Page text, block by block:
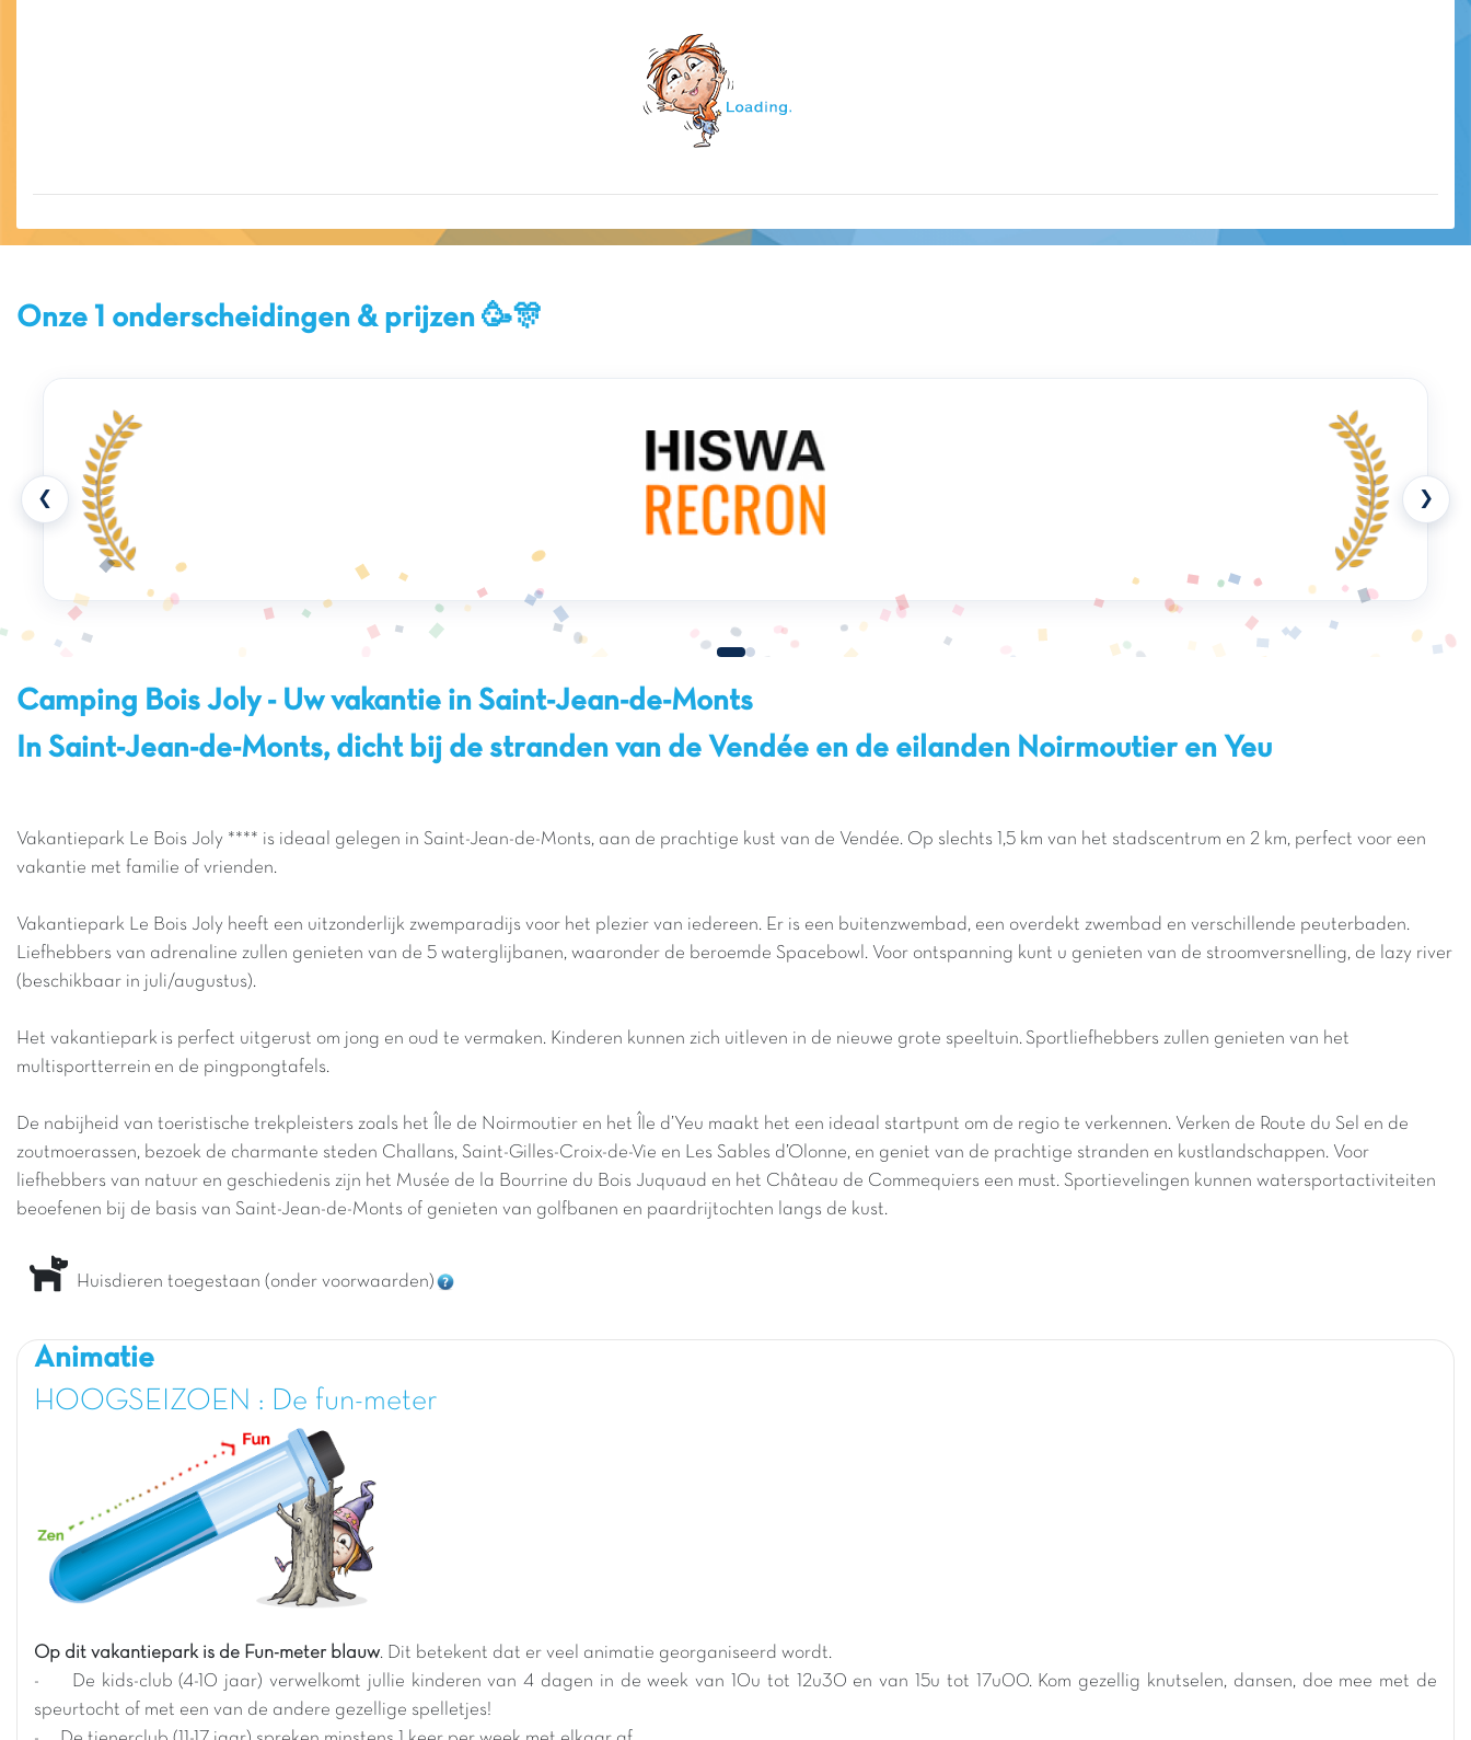
Onze 1 onderscheidingen & prijzen 🥳🎊
❮ ❯
Camping Bois Joly - Uw vakantie in Saint-Jean-de-Monts
In Saint-Jean-de-Monts, dicht bij de stranden van de Vendée en de eilanden Noirmoutier en Yeu
Vakantiepark Le Bois Joly **** is ideaal gelegen in Saint-Jean-de-Monts, aan de prachtige kust van de Vendée. Op slechts 1,5 km van het stadscentrum en 2 km, perfect voor een
vakantie met familie of vrienden.
Vakantiepark Le Bois Joly heeft een uitzonderlijk zwemparadijs voor het plezier van iedereen. Er is een buitenzwembad, een overdekt zwembad en verschillende peuterbaden.
Liefhebbers van adrenaline zullen genieten van de 5 waterglijbanen, waaronder de beroemde Spacebowl. Voor ontspanning kunt u genieten van de stroomversnelling, de lazy river
(beschikbaar in juli/augustus).
Het vakantiepark is perfect uitgerust om jong en oud te vermaken. Kinderen kunnen zich uitleven in de nieuwe grote speeltuin. Sportliefhebbers zullen genieten van het
multisportterrein en de pingpongtafels.
De nabijheid van toeristische trekpleisters zoals het Île de Noirmoutier en het Île d’Yeu maakt het een ideaal startpunt om de regio te verkennen. Verken de Route du Sel en de
zoutmoerassen, bezoek de charmante steden Challans, Saint-Gilles-Croix-de-Vie en Les Sables d’Olonne, en geniet van de prachtige stranden en kustlandschappen. Voor
liefhebbers van natuur en geschiedenis zijn het Musée de la Bourrine du Bois Juquaud en het Château de Commequiers een must. Sportievelingen kunnen watersportactiviteiten
beoefenen bij de basis van Saint-Jean-de-Monts of genieten van golfbanen en paardrijtochten langs de kust.
Huisdieren toegestaan (onder voorwaarden)
Animatie
HOOGSEIZOEN : De fun-meter
Op dit vakantiepark is de Fun-meter blauw. Dit betekent dat er veel animatie georganiseerd wordt.
- De kids-club (4-10 jaar) verwelkomt jullie kinderen van 4 dagen in de week van 10u tot 12u30 en van 15u tot 17u00. Kom gezellig knutselen, dansen, doe mee met de
speurtocht of met een van de andere gezellige spelletjes!